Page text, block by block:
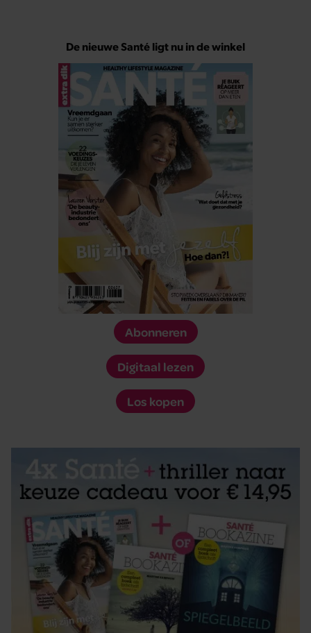
De nieuwe Santé ligt nu in de winkel
Abonneren
Digitaal lezen
Los kopen